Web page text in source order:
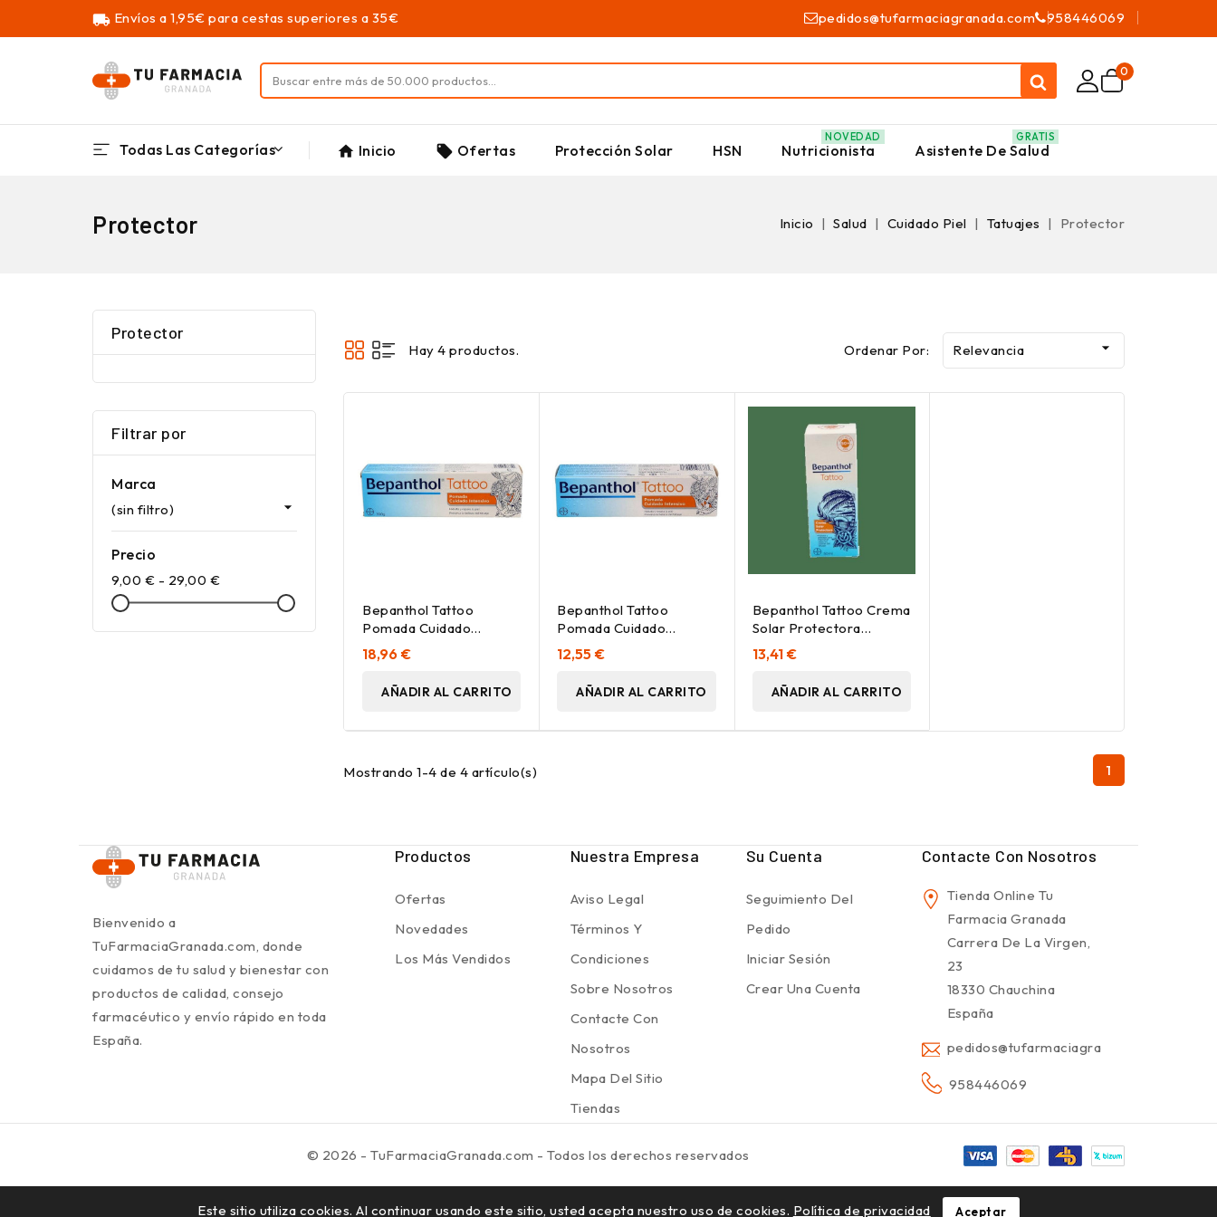
local_shipping Envíos a 1,95€ para cestas superiores a 35€ pedidos@tufarmaciagranada.com 958446069
0
Todas Las Categorías home Inicio local_offer Ofertas Protección Solar HSN Nutricionista
NOVEDAD
Asistente De Salud
GRATIS
Protector Inicio Salud Cuidado Piel Tatuajes Protector
Protector
Filtrar por
Marca
(sin filtro) 
Precio
9,00 € - 29,00 €
Hay 4 productos. Ordenar Por: Relevancia 
Bepanthol Tattoo
Pomada Cuidado
Intensivo 100G
18,96 €
AÑADIR AL CARRITO
Bepanthol Tattoo
Pomada Cuidado
Intensivo 30G
12,55 €
AÑADIR AL CARRITO
Bepanthol Tattoo Crema
Solar Protectora
Spf50+ 50Ml
13,41 €
AÑADIR AL CARRITO
Mostrando 1-4 de 4 artículo(s) 1
Bienvenido a
TuFarmaciaGranada.com, donde
cuidamos de tu salud y bienestar con
productos de calidad, consejo
farmacéutico y envío rápido en toda
España.
Productos
Ofertas
Novedades
Los Más Vendidos
Nuestra Empresa
Aviso Legal
Términos Y
Condiciones
Sobre Nosotros
Contacte Con
Nosotros
Mapa Del Sitio
Tiendas
Su Cuenta
Seguimiento Del
Pedido
Iniciar Sesión
Crear Una Cuenta
Contacte Con Nosotros
Tienda Online Tu
Farmacia Granada
Carrera De La Virgen,
23
18330 Chauchina
España
pedidos@tufarmaciagranada.com
958446069
Este sitio utiliza cookies. Al continuar usando este sitio, usted acepta nuestro uso de cookies. Política de privacidad Aceptar
© 2026 - TuFarmaciaGranada.com - Todos los derechos reservados